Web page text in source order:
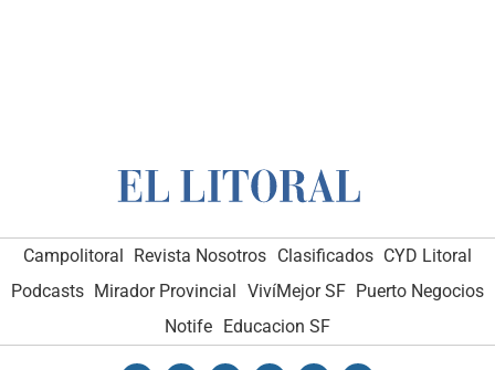
Campolitoral Revista Nosotros Clasificados CYD Litoral
Podcasts Mirador Provincial VivíMejor SF Puerto Negocios
Notife Educacion SF